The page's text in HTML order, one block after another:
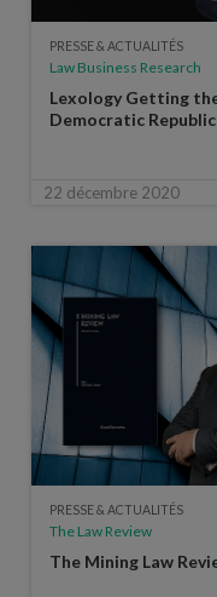
PRESSE & ACTUALITÉS
Law Business Research
Lexology Getting
Democratic
22 décembre 2020
PRESSE & ACTUALITÉS
The Law Review
The Mining Law